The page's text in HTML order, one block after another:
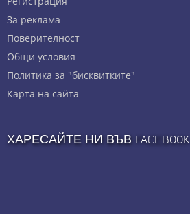
За реклама
Πoвepитeлнocт
Общи условия
Политика за "бисквитките"
Карта на сайта
ХАРЕСАЙТЕ НИ ВЪВ FACEBOOK